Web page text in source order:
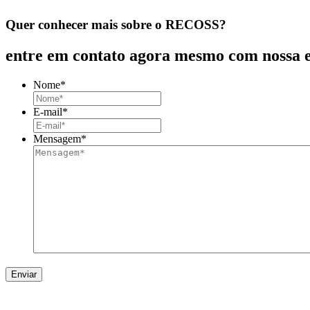
Quer conhecer mais sobre o RECOSS?
entre em contato agora mesmo com nossa
Nome*
E-mail*
Mensagem*